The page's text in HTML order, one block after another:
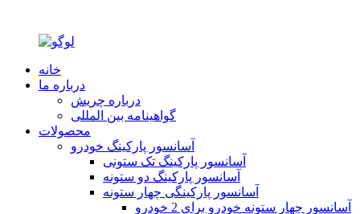
خانه
درباره ما
درباره چریش
گواهینامه بین المللی
محصولات
آسانسور پارکینگ خودرو
آسانسور پارکینگ تک ستونی
آسانسور پارکینگ دو ستونه
آسانسور پارکینگی چهار ستونه
آسانسور چهار ستونه خودرو برای 2 خودرو